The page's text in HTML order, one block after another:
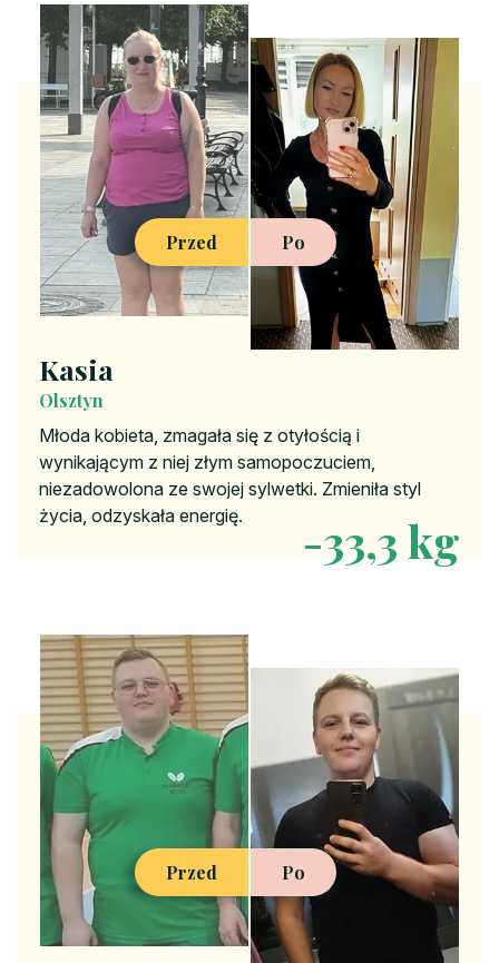
Przed Po
Kasia
Olsztyn
Młoda kobieta, zmagała się z otyłością i
wynikającym z niej złym samopoczuciem,
niezadowolona ze swojej sylwetki. Zmieniła styl
życia, odzyskała energię.
-39,3 kg
Przed Po